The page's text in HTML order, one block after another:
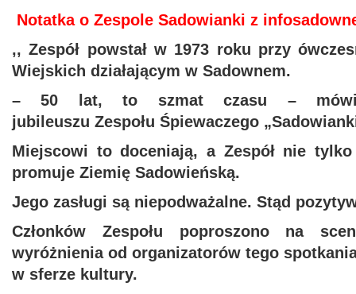
Notatka o Zespole Sadowianki z
,, Zespół powstał w 1973 roku przy
Wiejskich działającym w Sadownem.
– 50 lat, to szmat czasu –
jubileuszu Zespołu Śpiewaczego
Miejscowi to doceniają, a Zespół nie
promuje Ziemię Sadowieńską.
Jego zasługi są niepodważalne. Stąd
Członków Zespołu poproszono na
wyróżnienia od organizatorów tego
w sferze kultury.